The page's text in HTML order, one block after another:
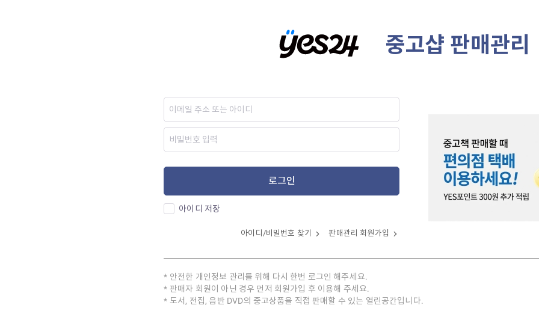
중고샵 판매관리
로그인
아이디 저장
아이디/비밀번호 찾기 판매관리 회원가입
안전한 개인정보 관리를 위해 다시 한번 로그인 해주세요.
판매자 회원이 아닌 경우 먼저 회원가입 후 이용해 주세요.
도서, 전집, 음반 DVD의 중고상품을 직접 판매할 수 있는 열린공간입니다.